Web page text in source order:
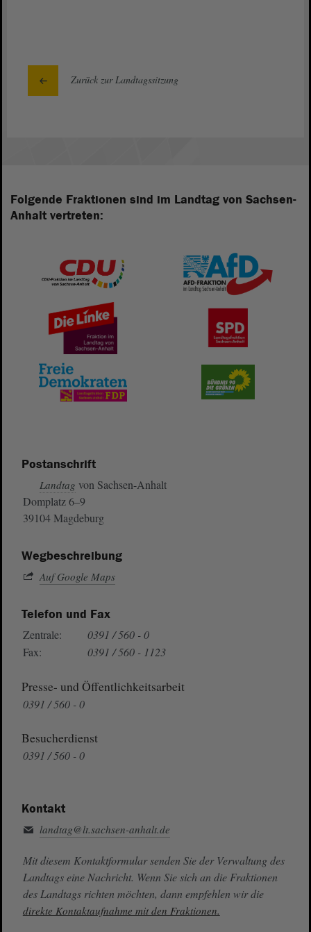
Zurück zur Landtagssitzung
Folgende Fraktionen sind im Landtag von Sachsen-
Anhalt vertreten:
Postanschrift
Landtag von Sachsen-Anhalt
Domplatz 6–9
39104 Magdeburg
Wegbeschreibung
Auf Google Maps
Telefon und Fax
Zentrale:
0391 / 560 - 0
Fax:
0391 / 560 - 1123
Presse- und Öffentlichkeitsarbeit
0391 / 560 - 0
Besucherdienst
0391 / 560 - 0
Kontakt
landtag@lt.sachsen-anhalt.de
Mit diesem Kontaktformular senden Sie der Verwaltung des
Landtags eine Nachricht. Wenn Sie sich an die Fraktionen
des Landtags richten möchten, dann empfehlen wir die
direkte Kontaktaufnahme mit den Fraktionen.